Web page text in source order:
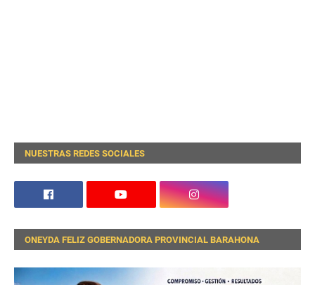
NUESTRAS REDES SOCIALES
ONEYDA FELIZ GOBERNADORA PROVINCIAL BARAHONA